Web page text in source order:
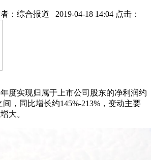
： 综合报道 2019-04-18 14:04 点击：
度实现归属于上市公司股东的净利润约
间，同比增长约145%-213%，变动主要
大。